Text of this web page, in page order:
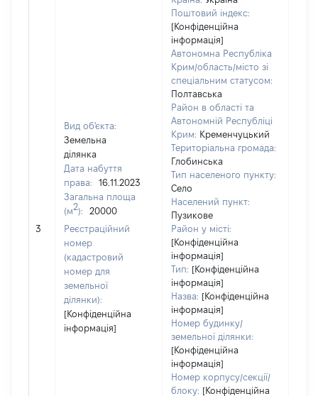
3
Вид об'єкта:
Земельна
ділянка
Дата набуття
права:
16.11.2023
Загальна площа
(м2):
20000
Реєстраційний
номер
(кадастровий
номер для
земельної
ділянки):
[Конфіденційна
інформація]
Поштовий індекс:
[Конфіденційна
інформація]
Автономна Республіка
Крим/область/місто зі
спеціальним статусом:
Полтавська
Район в області та
Автономній Республіці
Крим: Кременчуцький
Територіальна громада:
Глобинська
Тип населеного пункту:
Село
Населений пункт:
Пузикове
Район у місті:
[Конфіденційна
інформація]
Тип: [Конфіденційна
інформація]
Назва: [Конфіденційна
інформація]
Номер будинку/
земельної ділянки:
[Конфіденційна
інформація]
Номер корпусу/секції/
блоку: [Конфіденційна